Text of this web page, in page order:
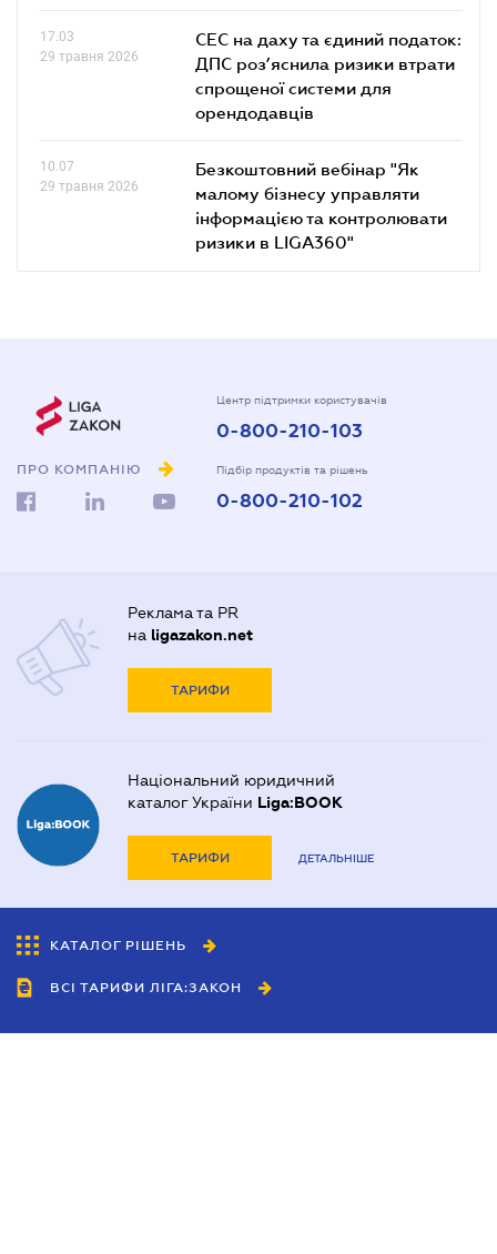
17.03
29 травня 2026
СЕС на даху та єдиний податок:
ДПС роз’яснила ризики втрати
спрощеної системи для
орендодавців
10.07
29 травня 2026
Безкоштовний вебінар "Як
малому бізнесу управляти
інформацією та контролювати
ризики в LIGA360"
ПРО КОМПАНІЮ
Центр підтримки користувачів
0-800-210-103
Підбір продуктів та рішень
0-800-210-102
Реклама та PR
на ligazakon.net
ТАРИФИ
Національний юридичний
каталог України Liga:BOOK
ТАРИФИ ДЕТАЛЬНІШЕ
КАТАЛОГ РІШЕНЬ
ВСІ ТАРИФИ ЛІГА:ЗАКОН